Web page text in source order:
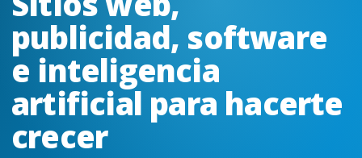
publicidad, software
e inteligencia
artificial para hacerte
crecer